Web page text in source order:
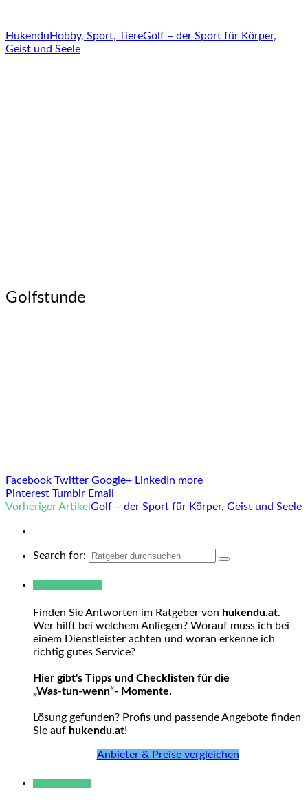
Hukendu Hobby, Sport, TiereGolf – der Sport für Körper,
Geist und Seele
Golfstunde
Facebook Twitter Google+ LinkedIn more
Pinterest Tumblr Email
Vorheriger Artikel Golf – der Sport für Körper, Geist und Seele
Search for:
Finden Sie Antworten im Ratgeber von hukendu.at.
Wer hilft bei welchem Anliegen? Worauf muss ich bei
einem Dienstleister achten und woran erkenne ich
richtig gutes Service?
Hier gibt's Tipps und Checklisten für die
„Was-tun-wenn“- Momente.
Lösung gefunden? Profis und passende Angebote finden
Sie auf hukendu.at!
Anbieter & Preise vergleichen